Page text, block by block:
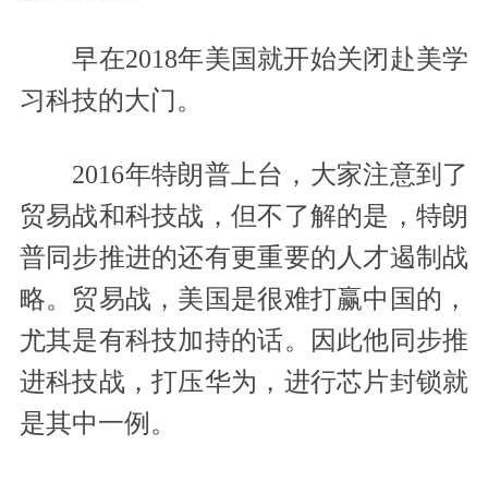
早在2018年美国就开始关闭赴美学
习科技的大门。
2016年特朗普上台，大家注意到了
贸易战和科技战，但不了解的是，特朗
普同步推进的还有更重要的人才遏制战
略。贸易战，美国是很难打赢中国的，
尤其是有科技加持的话。因此他同步推
进科技战，打压华为，进行芯片封锁就
是其中一例。